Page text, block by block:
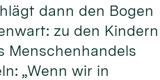
dann den Bogen
zu den Kindern
Menschenhandels
„Wenn wir in